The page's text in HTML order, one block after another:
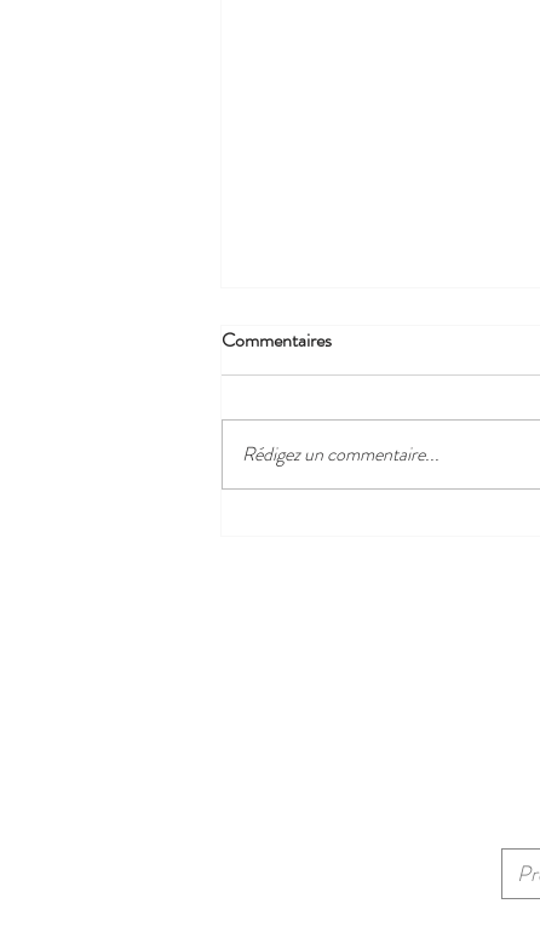
Commentaires
Rédigez un commentaire...